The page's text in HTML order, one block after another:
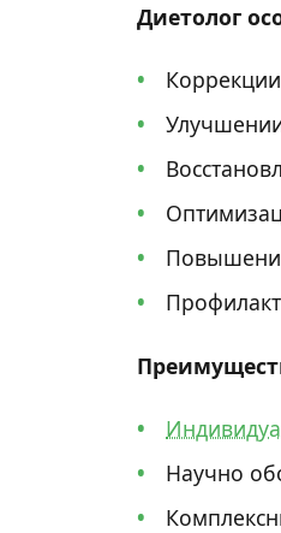
Диетолог
Коррекции
Научно